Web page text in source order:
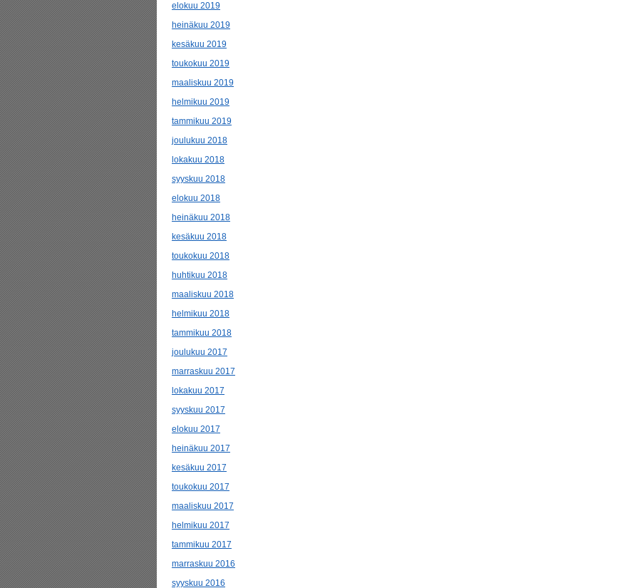
elokuu 2019
heinäkuu 2019
kesäkuu 2019
toukokuu 2019
maaliskuu 2019
helmikuu 2019
tammikuu 2019
joulukuu 2018
lokakuu 2018
syyskuu 2018
elokuu 2018
heinäkuu 2018
kesäkuu 2018
toukokuu 2018
huhtikuu 2018
maaliskuu 2018
helmikuu 2018
tammikuu 2018
joulukuu 2017
marraskuu 2017
lokakuu 2017
syyskuu 2017
elokuu 2017
heinäkuu 2017
kesäkuu 2017
toukokuu 2017
maaliskuu 2017
helmikuu 2017
tammikuu 2017
marraskuu 2016
syyskuu 2016